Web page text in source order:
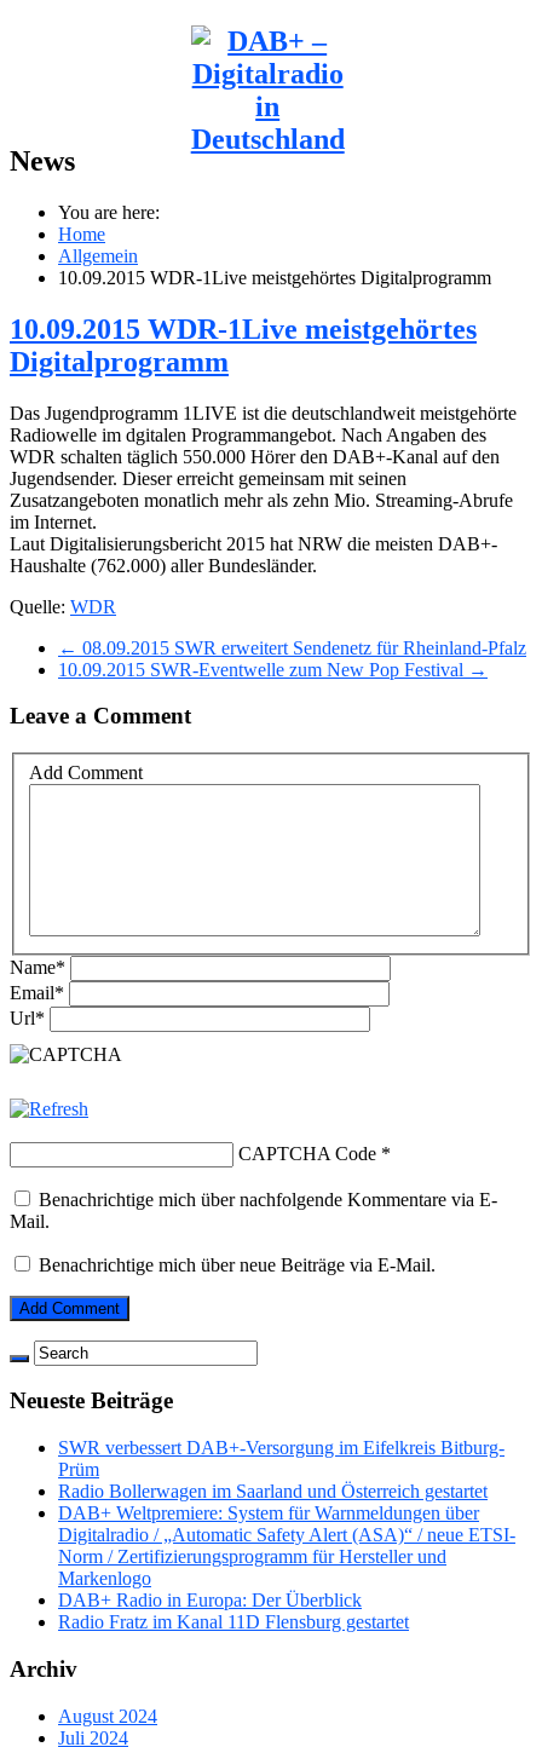
News
You are here:
Home
Allgemein
10.09.2015 WDR-1Live meistgehörtes Digitalprogramm
10.09.2015 WDR-1Live meistgehörtes
Digitalprogramm
Das Jugendprogramm 1LIVE ist die deutschlandweit meistgehörte
Radiowelle im dgitalen Programmangebot. Nach Angaben des
WDR schalten täglich 550.000 Hörer den DAB+-Kanal auf den
Jugendsender. Dieser erreicht gemeinsam mit seinen
Zusatzangeboten monatlich mehr als zehn Mio. Streaming-Abrufe
im Internet.
Laut Digitalisierungsbericht 2015 hat NRW die meisten DAB+-
Haushalte (762.000) aller Bundesländer.
Quelle: WDR
← 08.09.2015 SWR erweitert Sendenetz für Rheinland-Pfalz
10.09.2015 SWR-Eventwelle zum New Pop Festival →
Leave a Comment
Add Comment
Name*
Email*
Url*
CAPTCHA Code *
Benachrichtige mich über nachfolgende Kommentare via E-
Mail.
Benachrichtige mich über neue Beiträge via E-Mail.
Neueste Beiträge
SWR verbessert DAB+-Versorgung im Eifelkreis Bitburg-
Prüm
Radio Bollerwagen im Saarland und Österreich gestartet
DAB+ Weltpremiere: System für Warnmeldungen über
Digitalradio / „Automatic Safety Alert (ASA)“ / neue ETSI-
Norm / Zertifizierungsprogramm für Hersteller und
Markenlogo
DAB+ Radio in Europa: Der Überblick
Radio Fratz im Kanal 11D Flensburg gestartet
Archiv
August 2024
Juli 2024